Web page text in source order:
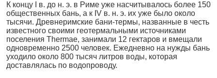
К концу I в. до н. э. в Риме уже насчитывалось более 150
обще­ственных бань, а к IV в. н. э. их уже было около
тысячи. Древнерим­ские бани-термы, названные в честь
известного своими геотер­мальными источниками
поселения Thermae, занимали 12 гектаров и вмещали
одновременно 2500 человек. Ежедневно на нужды бань
уходило около 800 тысяч литров воды, которая
доставлялась по водопроводу.